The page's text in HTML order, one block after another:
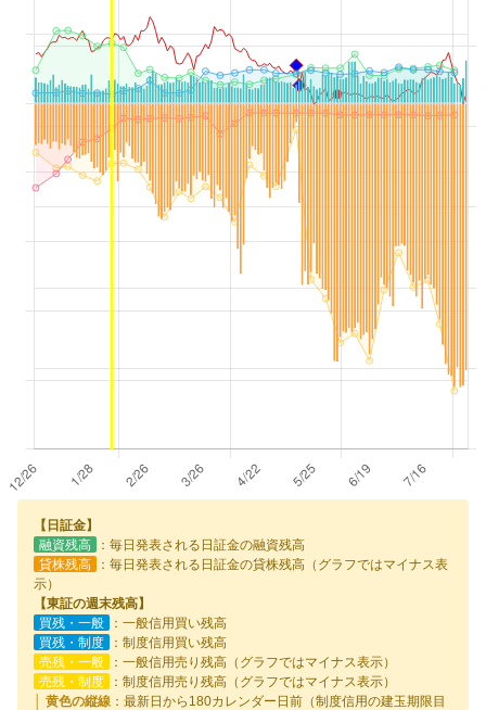
【日証金】
融資残高
：毎日発表される日証金の融資残高
貸株残高
：毎日発表される日証金の貸株残高（グラフではマイナス表
示）
【東証の週末残高】
買残・一般
：一般信用買い残高
買残・制度
：制度信用買い残高
売残・一般
：一般信用売り残高（グラフではマイナス表示）
売残・制度
：制度信用売り残高（グラフではマイナス表示）
│ 黄色の縦線 ：最新日から180カレンダー日前（制度信用の建玉期限目